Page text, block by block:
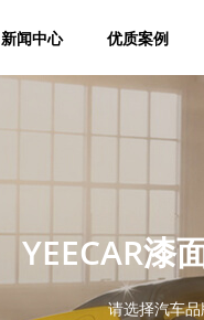
新闻中心 优质案例
YEECAR漆
请选择汽车